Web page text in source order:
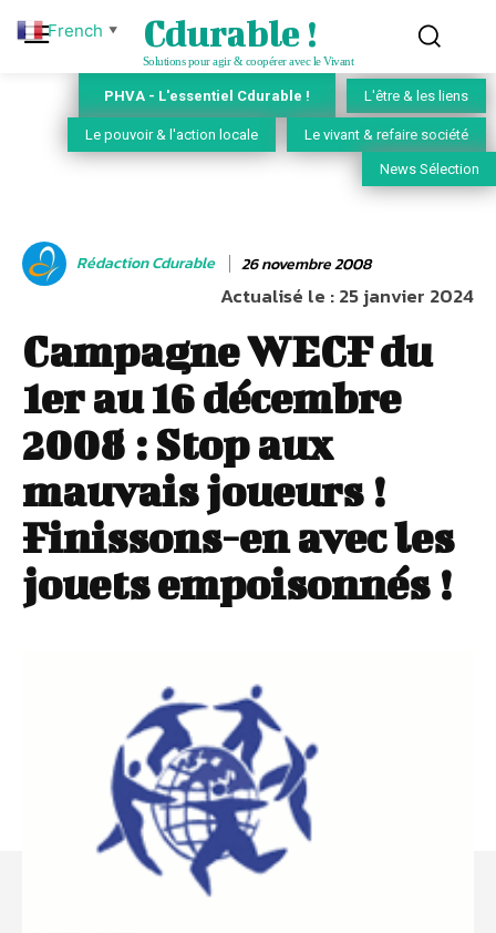
Cdurable !
Solutions pour agir & coopérer avec le Vivant
PHVA - L'essentiel Cdurable ! L'être & les liens
Le pouvoir & l'action locale Le vivant & refaire société
News Sélection
Rédaction Cdurable 26 novembre 2008
Actualisé le :25 janvier 2024
Campagne WECF du
1er au 16 décembre
2008 : Stop aux
mauvais joueurs !
Finissons-en avec les
jouets empoisonnés !
French ▼